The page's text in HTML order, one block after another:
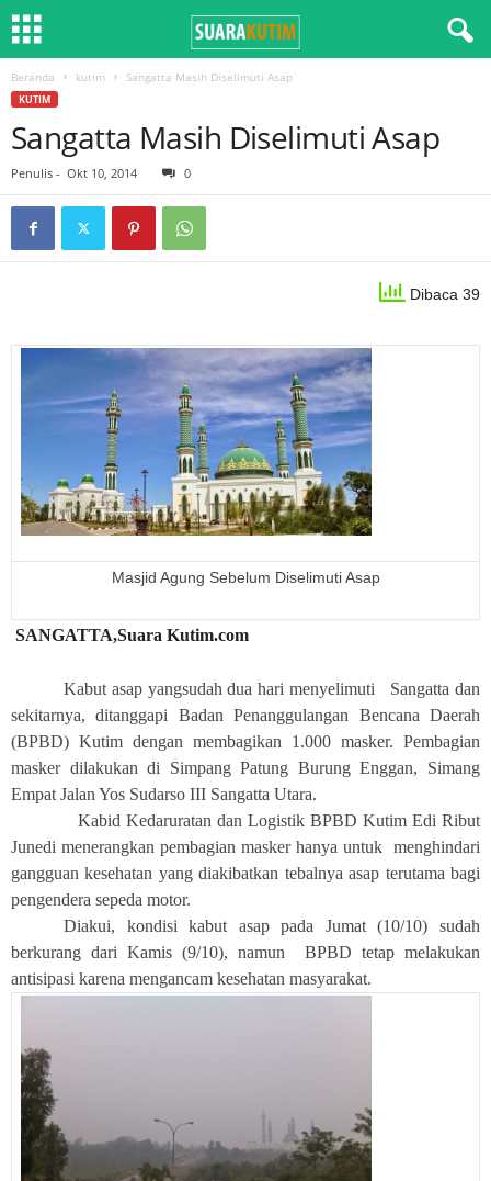
Beranda kutim Sangatta Masih Diselimuti Asap
KUTIM
Sangatta Masih Diselimuti Asap
Penulis - Okt 10, 2014 0
Dibaca 39
Masjid Agung Sebelum Diselimuti Asap
SANGATTA,Suara Kutim.com
Kabut asap yangsudah dua hari menyelimuti Sangatta dan
sekitarnya, ditanggapi Badan Penanggulangan Bencana Daerah
(BPBD) Kutim dengan membagikan 1.000 masker. Pembagian
masker dilakukan di Simpang Patung Burung Enggan, Simang
Empat Jalan Yos Sudarso III Sangatta Utara.
Kabid Kedaruratan dan Logistik BPBD Kutim Edi Ribut
Junedi menerangkan pembagian masker hanya untuk menghindari
gangguan kesehatan yang diakibatkan tebalnya asap terutama bagi
pengendera sepeda motor.
Diakui, kondisi kabut asap pada Jumat (10/10) sudah
berkurang dari Kamis (9/10), namun BPBD tetap melakukan
antisipasi karena mengancam kesehatan masyarakat.